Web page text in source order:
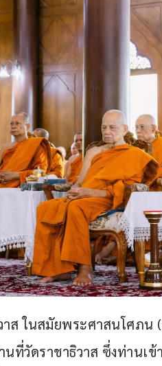
ส ในสมัยพระศาสนโศภน
ที่วัดราชาธิวาส ซึ่งท่านเ